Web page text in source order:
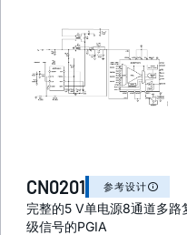
CN0201 参考设计
完整的5 V单电源8通道多路
级信号的PGIA